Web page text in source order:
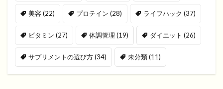
美容(22) プロテイン (28) ライフハック (37)
ビタミン (27) 体調管理 (19) ダイエット (26)
サプリメントの選び方(34) 未分類(11)